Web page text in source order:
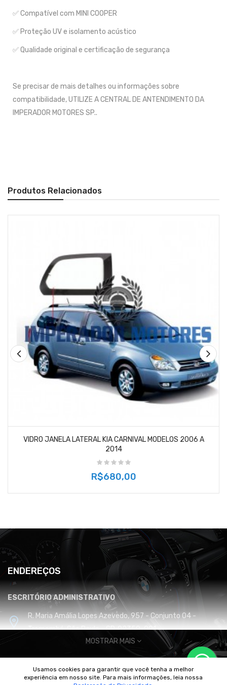
✅ Compatível com MINI COOPER
✅ Proteção UV e isolamento acústico
✅ Qualidade original e certificação de segurança
Se precisar de mais detalhes ou informações sobre
compatibilidade, UTILIZE A CENTRAL DE ANTENDIMENTO DA
IMPERADOR MOTORES SP..
Produtos Relacionados
VIDRO JANELA LATERAL KIA CARNIVAL MODELOS 2006 A
2014
R$680,00
ENDEREÇOS
ESCRITÓRIO ADMINISTRATIVO
R. Maria Amália Lopes Azevedo, 957 - Conjunto 04 -
Tremembé, São Paulo - SP, 02350-001
CENTRO DE DISTRIBUIÇÃO E LOGÍSTICA
Cabreúva / SP
MOSTRAR MAIS
© 2010/2025 Imperador Motores |DhiWeb Desenvolvimento de
Usamos cookies para garantir que você tenha a melhor
experiência em nosso site. Para mais informações, leia nossa